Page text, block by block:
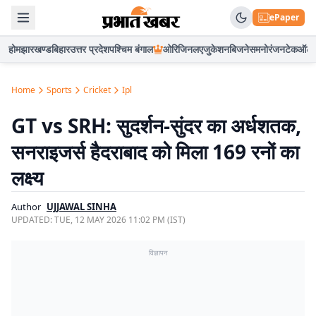
ePaper
होमझारखण्डबिहारउत्तर प्रदेशपश्चिम बंगाल ओरिजिनलएजुकेशनबिजनेसमनोरंजनटेकऑटो
Home Sports Cricket Ipl
GT vs SRH: सुदर्शन-सुंदर का अर्धशतक,
सनराइजर्स हैदराबाद को मिला 169 रनों का
लक्ष्य
Author UJJAWAL SINHA
UPDATED:TUE, 12 MAY 2026 11:02 PM (IST)
विज्ञापन